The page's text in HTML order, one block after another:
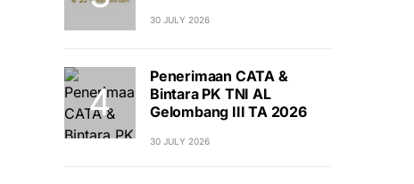
30 JULY 2026
Penerimaan CATA &
Bintara PK TNI AL
Gelombang III TA 2026
30 JULY 2026